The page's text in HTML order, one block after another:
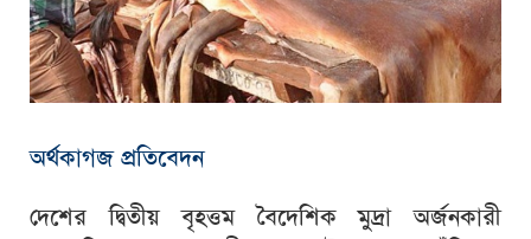
অর্থকাগজ প্রতিবেদন
দেশের দ্বিতীয় বৃহত্তম বৈদেশিক মুদ্রা অর্জনকারী